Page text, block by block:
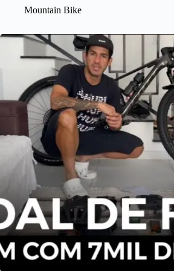
Mountain Bike